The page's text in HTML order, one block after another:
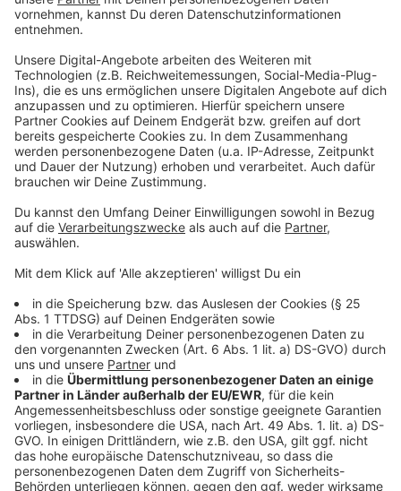
Anzeige
Preisunterschied: 7,72 Euro für die Billig-Variante,
17,41 Euro kostet Bio
Geschmacksvergleich: Das Bio-Curry liegt deutlich
vorne. Das hat zwei Gründe: Der Gemüsefond und das
Curry-Pulver. Der Fond kostet 2 Euro mehr, beim
Pulver ist der Unterschied mit 50 Cent nicht
gravierend, aber diese 50 Cent lohnen sich allemal!
Das Gemüse unterscheidet sich geschmacklich nicht
Anzeige